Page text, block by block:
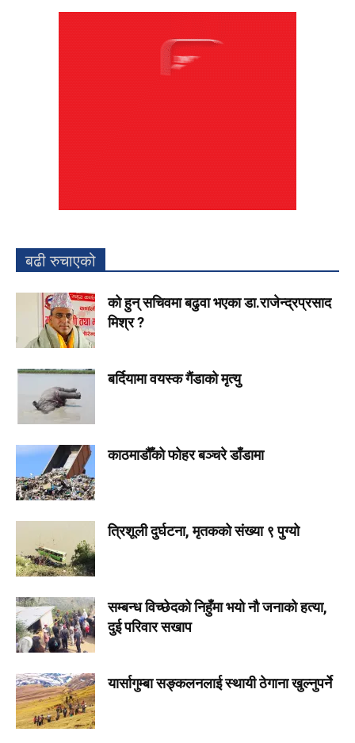
बढी रुचाएको
को हुन् सचिवमा बढुवा भएका डा.राजेन्द्रप्रसाद
मिश्र ?
बर्दियामा वयस्क गैंडाको मृत्यु
काठमाडौँको फोहर बञ्चरे डाँडामा
त्रिशूली दुर्घटना, मृतकको संख्या ९ पुग्यो
सम्बन्ध विच्छेदको निहुँमा भयो नौ जनाको हत्या,
दुई परिवार सखाप
यार्सागुम्बा सङ्कलनलाई स्थायी ठेगाना खुल्नुपर्ने